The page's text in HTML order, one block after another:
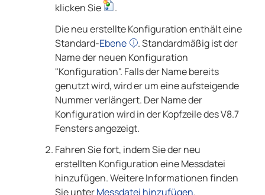
klicken Sie
.
Die neu erstellte Konfiguration enthält eine
Standard-Ebene
. Standardmäßig ist der
Name der neuen Konfiguration
"Konfiguration". Falls der Name bereits
genutzt wird, wird er um eine aufsteigende
Nummer verlängert. Der Name der
Konfiguration wird in der Kopfzeile desV8.7
Fensters angezeigt.
Fahren Sie fort, indem Sie der neu
erstellten Konfiguration eine Messdatei
hinzufügen. Weitere Informationen finden
Sie unterMessdatei hinzufügen.